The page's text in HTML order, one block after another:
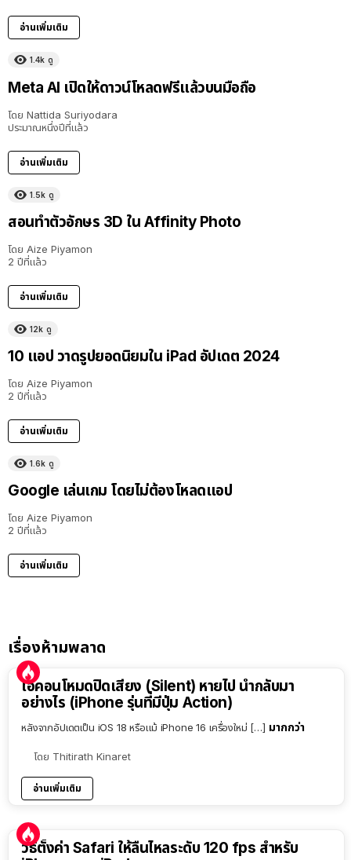
อ่านเพิ่มเติม
1.4k ดู
Meta AI เปิดให้ดาวน์โหลดฟรีแล้วบนมือถือ
โดย Nattida Suriyodara
ประมาณหนึ่งปีที่แล้ว
อ่านเพิ่มเติม
1.5k ดู
สอนทำตัวอักษร 3D ใน Affinity Photo
โดย Aize Piyamon
2 ปีที่แล้ว
อ่านเพิ่มเติม
12k ดู
10 แอป วาดรูปยอดนิยมใน iPad อัปเดต 2024
โดย Aize Piyamon
2 ปีที่แล้ว
อ่านเพิ่มเติม
1.6k ดู
Google เล่นเกม โดยไม่ต้องโหลดแอป
โดย Aize Piyamon
2 ปีที่แล้ว
อ่านเพิ่มเติม
เรื่องห้ามพลาด
ไอคอนโหมดปิดเสียง (Silent) หายไป นำกลับมา
อย่างไร (iPhone รุ่นที่มีปุ่ม Action)
หลังจากอัปเดตเป็น iOS 18 หรือแม้ iPhone 16 เครื่องใหม่ […] มากกว่า
โดย Thitirath Kinaret
อ่านเพิ่มเติม
วิธีตั้งค่า Safari ให้ลื่นไหลระดับ 120 fps สำหรับ